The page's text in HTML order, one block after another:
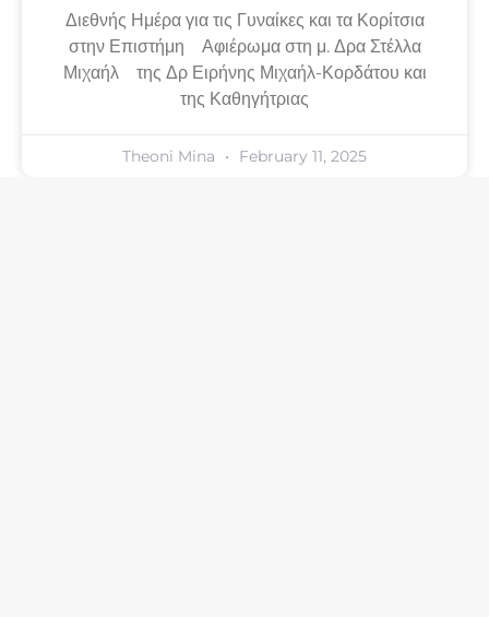
Διεθνής Ημέρα για τις Γυναίκες και τα Κορίτσια
στην Επιστήμη Αφιέρωμα στη μ. Δρα Στέλλα
Μιχαήλ της Δρ Ειρήνης Μιχαήλ-Κορδάτου και
της Καθηγήτριας
Theoni Mina February 11, 2025